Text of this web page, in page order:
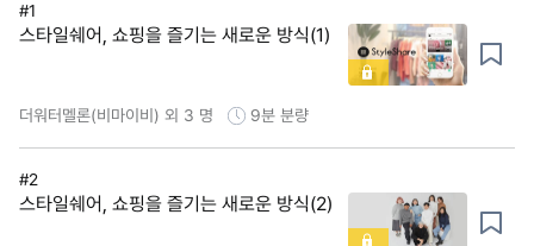
#1
스타일쉐어, 쇼핑을 즐기는 새로운 방식(1)
더워터멜론(비마이비) 외 3 명 9분 분량
#2
스타일쉐어, 쇼핑을 즐기는 새로운 방식(2)